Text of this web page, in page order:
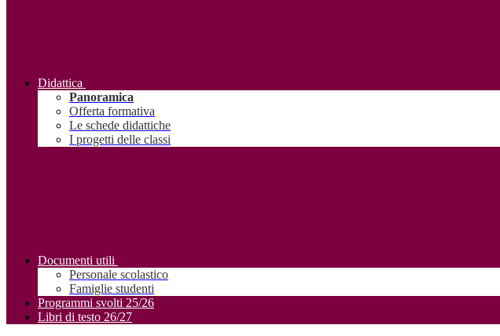
Didattica
Panoramica
Offerta formativa
Le schede didattiche
I progetti delle classi
Documenti utili
Personale scolastico
Famiglie studenti
Programmi svolti 25/26
Libri di testo 26/27